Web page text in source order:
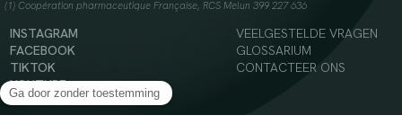
(1) Coopération pharmaceutique Française, RCS Melun 399 227 636
INSTAGRAM
FACEBOOK
TIKTOK
YOUTUBE
VEELGESTELDE VRAGEN
GLOSSARIUM
CONTACTEER ONS